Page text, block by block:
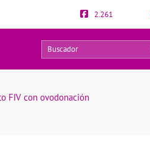
2.261
0
FIV con ovodonación